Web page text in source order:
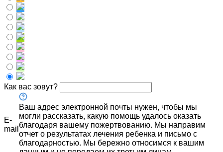
Как вас зовут?
E-
mail
Ваш адрес электронной почты нужен, чтобы мы
могли рассказать, какую помощь удалось оказать
благодаря вашему пожертвованию. Мы направим
отчет о результатах лечения ребенка и письмо с
благодарностью. Мы бережно относимся к вашим